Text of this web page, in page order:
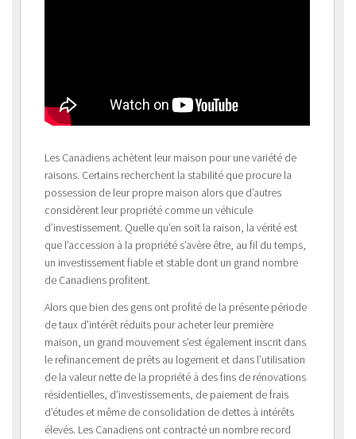
Les Canadiens achètent leur maison pour une variété de
raisons. Certains recherchent la stabilité que procure la
possession de leur propre maison alors que d’autres
considèrent leur propriété comme un véhicule
d’investissement. Quelle qu’en soit la raison, la vérité est
que l’accession à la propriété s’avère être, au fil du temps,
un investissement fiable et stable dont un grand nombre
de Canadiens profitent.
Alors que bien des gens ont profité de la présente période
de taux d’intérêt réduits pour acheter leur première
maison, un grand mouvement s’est également inscrit dans
le refinancement de prêts au logement et dans l’utilisation
de la valeur nette de la propriété à des fins de rénovations
résidentielles, d’investissements, de paiement de frais
d’études et même de consolidation de dettes à intérêts
élevés. Les Canadiens ont contracté un nombre record